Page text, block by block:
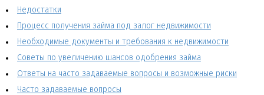
Недостатки
Процесс получения займа под залог недвижимости
Необходимые документы и требования к недвижимости
Советы по увеличению шансов одобрения займа
Ответы на часто задаваемые вопросы и возможные риски
Часто задаваемые вопросы